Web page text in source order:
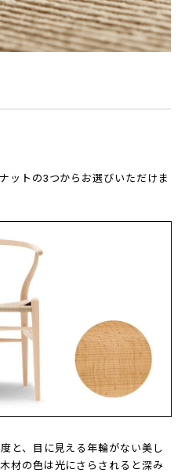
ットの3つからお選びいただけま
と、目に見える年輪がない美し
材の色は光にさらされると深み